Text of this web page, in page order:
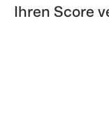
Ihren Score